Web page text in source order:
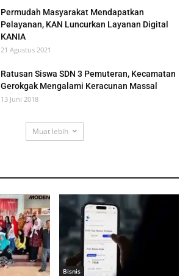
Permudah Masyarakat Mendapatkan
Pelayanan, KAN Luncurkan Layanan Digital
KANIA
21 Agustus 2021
Ratusan Siswa SDN 3 Pemuteran, Kecamatan
Gerokgak Mengalami Keracunan Massal
13 Juni 2018
Muat lebih
Bisnis